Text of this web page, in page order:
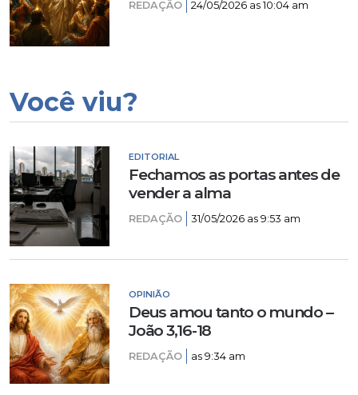
REDAÇÃO 24/05/2026 as 10:04 am
Você viu?
EDITORIAL
Fechamos as portas antes de
vender a alma
REDAÇÃO 31/05/2026 as 9:53 am
OPINIÃO
Deus amou tanto o mundo –
João 3,16-18
REDAÇÃO as 9:34 am